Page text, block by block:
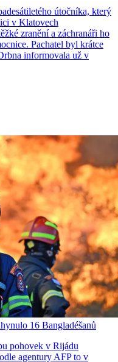
útočníka, který
v Klatovech
zranění a záchranáři ho
Pachatel byl krátce
informovala už v
16 Bangladéšanů
pohovek v Rijádu
agentury AFP to v